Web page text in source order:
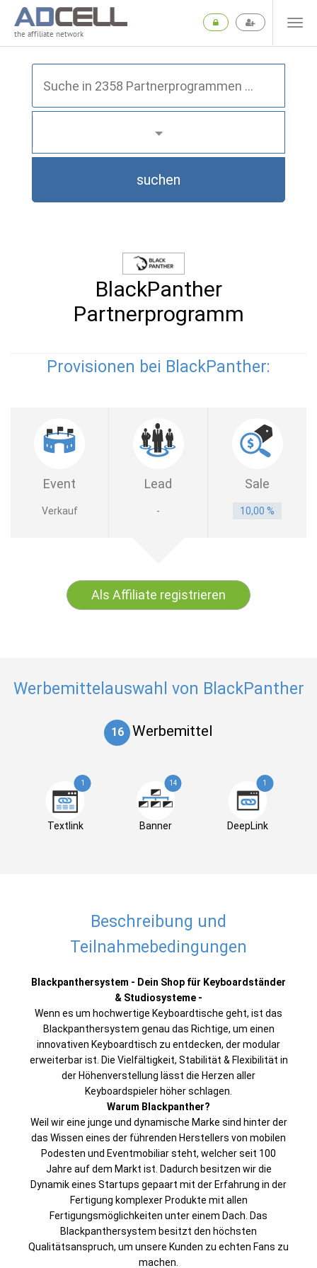
the affiliate network
suchen
BlackPanther
Partnerprogramm
Provisionen bei BlackPanther:
Event Lead Sale
Verkauf - 10,00 %
Als Affiliate registrieren
Werbemittelauswahl von BlackPanther
16 Werbemittel
1
Textlink
14
Banner
1
DeepLink
Beschreibung und
Teilnahmebedingungen
Blackpanthersystem - Dein Shop für Keyboardständer
& Studiosysteme -
Wenn es um hochwertige Keyboardtische geht, ist das
Blackpanthersystem genau das Richtige, um einen
innovativen Keyboardtisch zu entdecken, der modular
erweiterbar ist. Die Vielfältigkeit, Stabilität & Flexibilität in
der Höhenverstellung lässt die Herzen aller
Keyboardspieler höher schlagen.
Warum Blackpanther?
Weil wir eine junge und dynamische Marke sind hinter der
das Wissen eines der führenden Herstellers von mobilen
Podesten und Eventmobiliar steht, welcher seit 100
Jahre auf dem Markt ist. Dadurch besitzen wir die
Dynamik eines Startups gepaart mit der Erfahrung in der
Fertigung komplexer Produkte mit allen
Fertigungsmöglichkeiten unter einem Dach. Das
Blackpanthersystem besitzt den höchsten
Qualitätsanspruch, um unsere Kunden zu echten Fans zu
machen.